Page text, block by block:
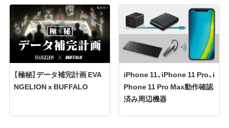
【極秘】データ補完計画 EVA
NGELION x BUFFALO
iPhone 11、iPhone 11 Pro、i
Phone 11 Pro Max動作確認
済み周辺機器